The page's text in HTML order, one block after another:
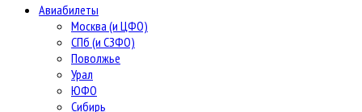
Авиабилеты
Москва (и ЦФО)
СПб (и СЗФО)
Поволжье
Урал
ЮФО
Сибирь